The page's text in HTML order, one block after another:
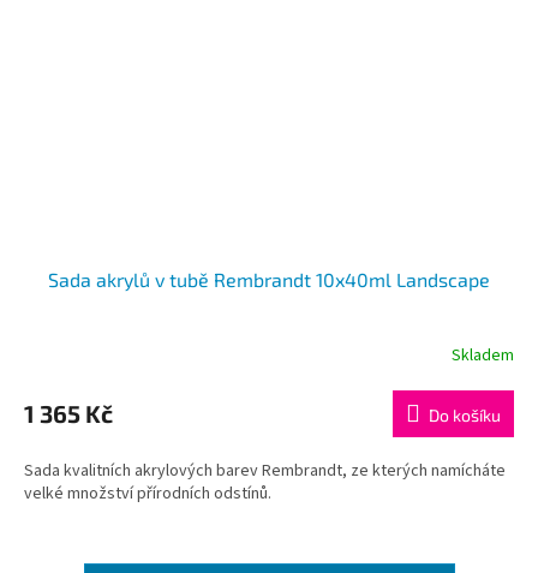
Sada akrylů v tubě Rembrandt 10x40ml Landscape
Skladem
1 365 Kč Do košíku
Sada kvalitních akrylových barev Rembrandt, ze kterých namícháte
velké množství přírodních odstínů.